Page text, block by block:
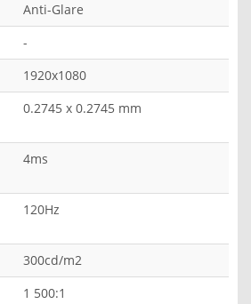
Anti-Glare
-
1920x1080
0.2745 x 0.2745 mm
4ms
120Hz
300cd/m2
1 500:1